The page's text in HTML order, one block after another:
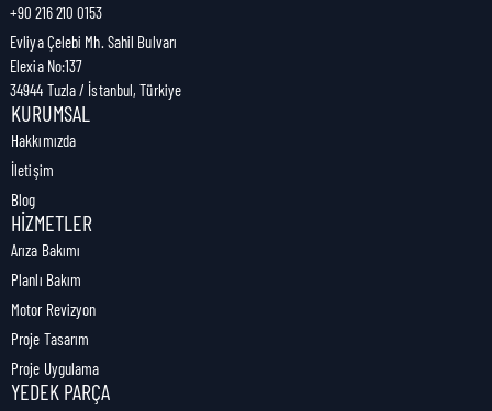
Nakliye Ağırlığı:
+90 216 210 0153
Evliya Çelebi Mh. Sahil Bulvarı
Elexia No:137
34944 Tuzla / İstanbul, Türkiye
KURUMSAL
Hakkımızda
İletişim
Blog
HIZMETLER
Arıza Bakımı
Planlı Bakım
Motor Revizyon
Proje Tasarım
Proje Uygulama
YEDEK PARÇA